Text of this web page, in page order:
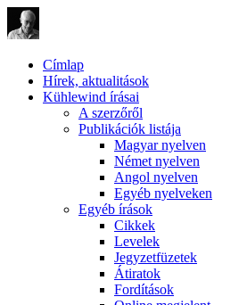
Címlap
Hírek, aktualitások
Kühlewind írásai
A szerzőről
Publikációk listája
Magyar nyelven
Német nyelven
Angol nyelven
Egyéb nyelveken
Egyéb írások
Cikkek
Levelek
Jegyzetfüzetek
Átiratok
Fordítások